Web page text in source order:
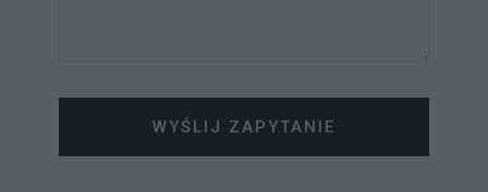
WYŚLIJ ZAPYTANIE